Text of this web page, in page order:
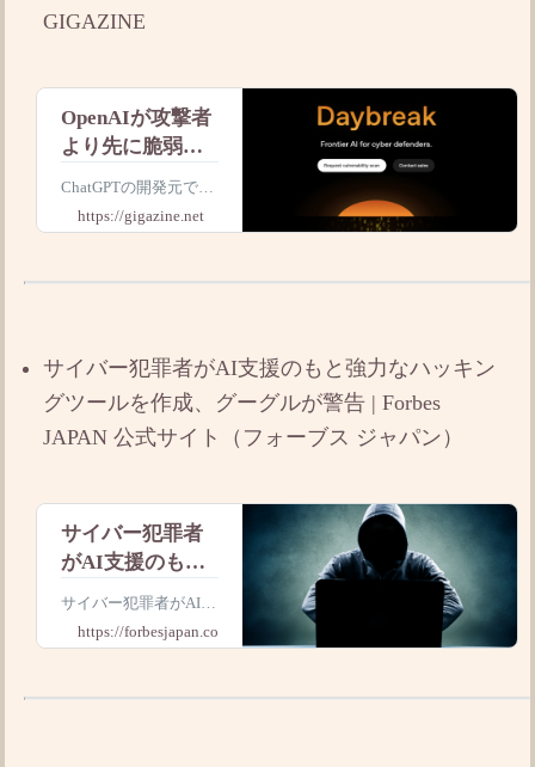
GIGAZINE
OpenAIが攻撃者
より先に脆弱性
を検知・修正す
AI「Daybreak」
ChatGPTの開発元であ
るOpenAIが、セキュ
リティAIの「Daybrea
Daybreakは攻撃者が脆
修正することが
https://gigazine.net
サイバー犯罪者がAI支援のもと強力なハッキン
グツールを作成、グーグルが警告 | Forbes
JAPAN 公式サイト（フォーブス ジャパン）
サイバー犯罪者
がAI支援のもと
強力なハッキン
成、グーグルが
JAPAN 公式サイ
サイバー犯罪者がAIを
用いてゼロデイ攻撃
（ゼロデイ・エクスプ
とが判明した。テック
https://forbesjapan.com